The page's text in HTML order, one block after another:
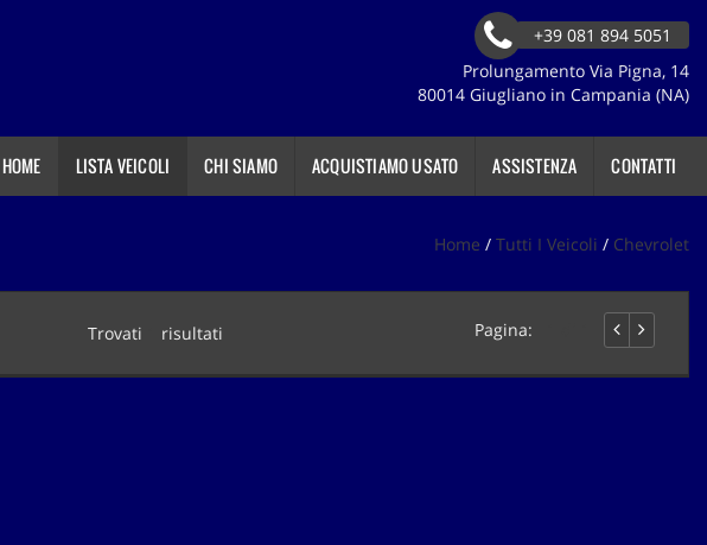
+39 081 894 5051
Prolungamento Via Pigna, 14
80014 Giugliano in Campania (NA)
HOME LISTA VEICOLI CHI SIAMO ACQUISTIAMO USATO ASSISTENZA CONTATTI
Home / Tutti I Veicoli / Chevrolet
Trovati risultati Pagina: